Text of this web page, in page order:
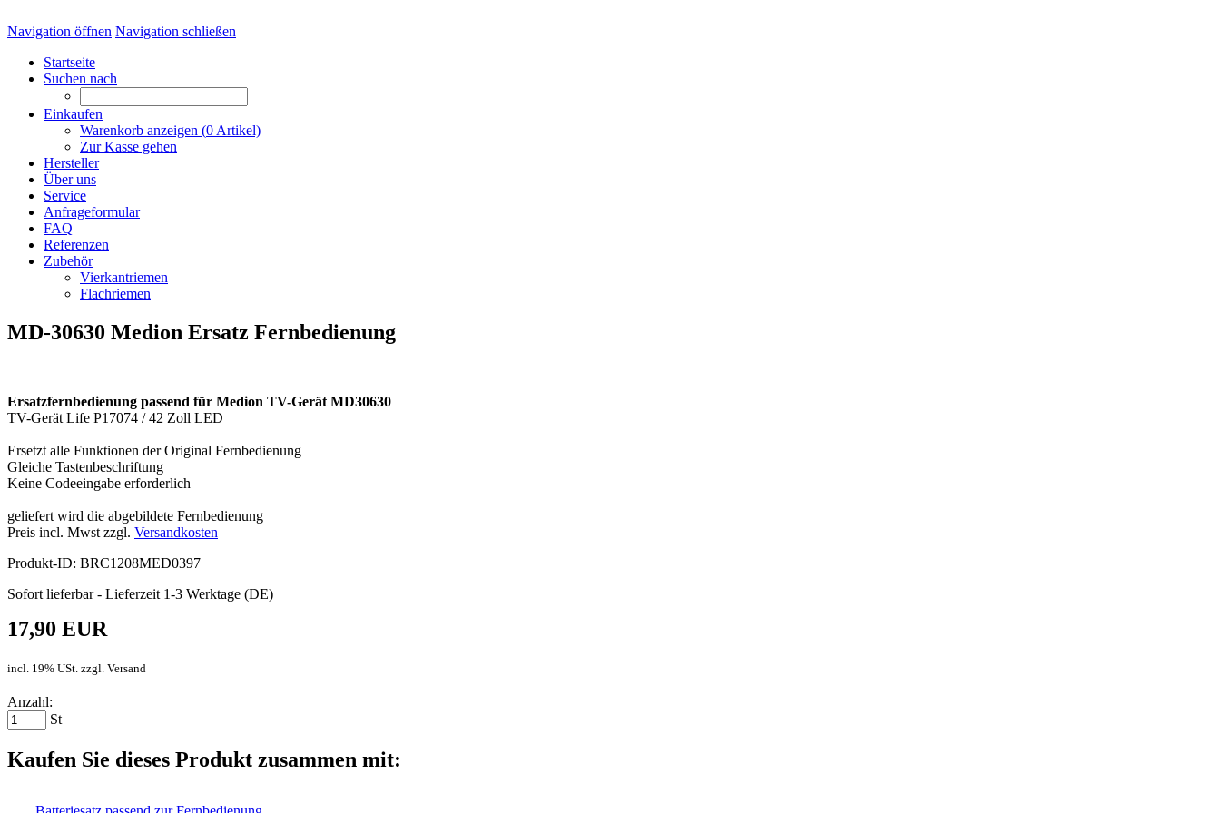
Navigation öffnen Navigation schließen
Startseite
Suchen nach
Einkaufen
Warenkorb anzeigen (0 Artikel)
Zur Kasse gehen
Hersteller
Über uns
Service
Anfrageformular
FAQ
Referenzen
Zubehör
Vierkantriemen
Flachriemen
MD-30630 Medion Ersatz Fernbedienung
Ersatzfernbedienung passend für Medion TV-Gerät MD30630
TV-Gerät Life P17074 / 42 Zoll LED
Ersetzt alle Funktionen der Original Fernbedienung
Gleiche Tastenbeschriftung
Keine Codeeingabe erforderlich
geliefert wird die abgebildete Fernbedienung
Preis incl. Mwst zzgl. Versandkosten
Produkt-ID: BRC1208MED0397
Sofort lieferbar - Lieferzeit 1-3 Werktage (DE)
17,90 EUR
incl. 19% USt. zzgl. Versand
Anzahl:
St
Kaufen Sie dieses Produkt zusammen mit: